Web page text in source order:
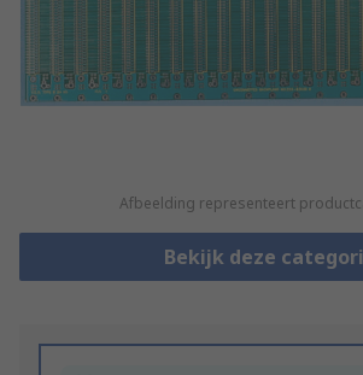
Afbeelding representeert
Bekijk deze